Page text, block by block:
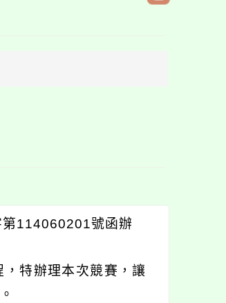
114060201號函辦
特辦理本次競賽，讓